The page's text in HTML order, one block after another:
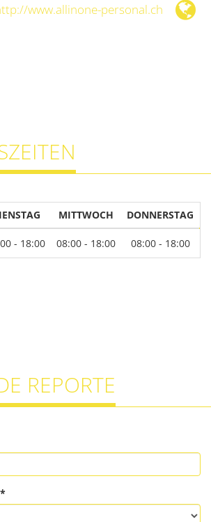
www.allinone-personal.ch
MITTWOCH DONNERSTAG
- 18:00 08:00 - 18:00 08:00 - 18:00
REPORTE